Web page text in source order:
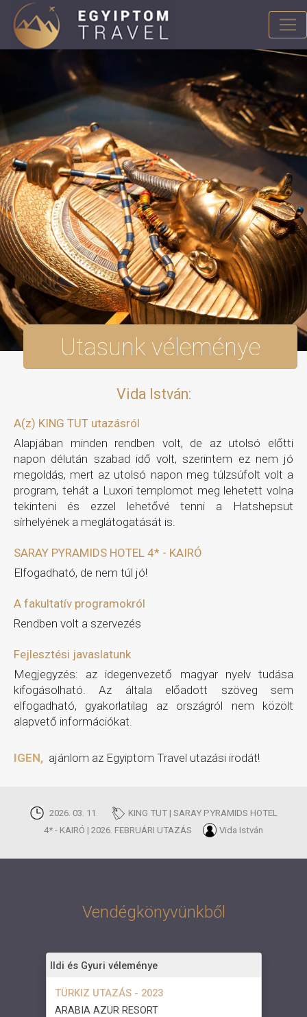
Utasunk véleménye
Vida István:
A(z) KING TUT utazásról
Alapjában minden rendben volt, de az utolsó előtti
napon délután szabad idő volt, szerintem ez nem jó
megoldás, mert az utolsó napon meg túlzsúfolt volt a
program, tehát a Luxori templomot meg lehetett volna
tekinteni és ezzel lehetővé tenni a Hatshepsut
sírhelyének a meglátogatását is.
SARAY PYRAMIDS HOTEL 4* - KAIRÓ
Elfogadható, de nem túl jó!
A fakultatív programokról
Rendben volt a szervezés
Fejlesztési javaslatunk
Megjegyzés: az idegenvezető magyar nyelv tudása
kifogásolható. Az általa előadott szöveg sem
elfogadható, gyakorlatilag az országról nem közölt
alapvető információkat.
IGEN, ajánlom az Egyiptom Travel utazási irodát!
2026. 03. 11.
KING TUT | SARAY PYRAMIDS HOTEL
4* - KAIRÓ | 2026. FEBRUÁRI UTAZÁS
Vida István
Vendégkönyvünkből
Ildi és Gyuri véleménye
TÜRKIZ UTAZÁS - 2023
ARABIA AZUR RESORT